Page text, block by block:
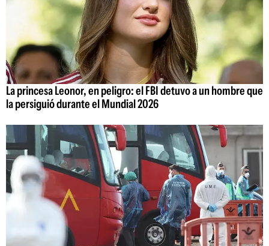
La princesa Leonor, en peligro: el FBI detuvo a un hombre que
la persiguió durante el Mundial 2026